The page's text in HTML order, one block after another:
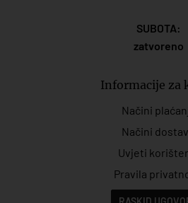
SUBOTA:
zatvoreno
Informacije za
Načini
Načini
Uvjeti
Pravila